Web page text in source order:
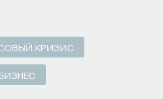
КРИЗИС